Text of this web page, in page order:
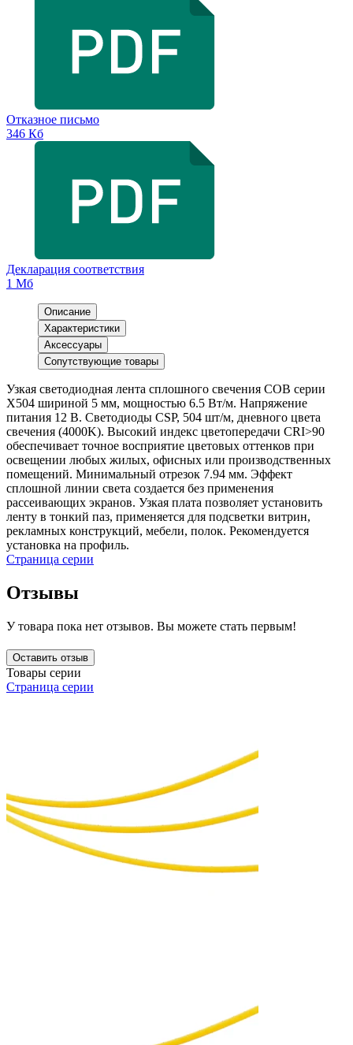
Отказное письмо
346 Кб
Декларация соответствия
1 Мб
Описание
Характеристики
Аксессуары
Сопутствующие товары
Узкая светодиодная лента сплошного свечения COB серии
X504 шириной 5 мм, мощностью 6.5 Вт/м. Напряжение
питания 12 В. Светодиоды CSP, 504 шт/м, дневного цвета
свечения (4000K). Высокий индекс цветопередачи CRI>90
обеспечивает точное восприятие цветовых оттенков при
освещении любых жилых, офисных или производственных
помещений. Минимальный отрезок 7.94 мм. Эффект
сплошной линии света создается без применения
рассеивающих экранов. Узкая плата позволяет установить
ленту в тонкий паз, применяется для подсветки витрин,
рекламных конструкций, мебели, полок. Рекомендуется
установка на профиль.
Страница серии
Отзывы
У товара пока нет отзывов. Вы можете стать первым!
Оставить отзыв
Товары серии
Страница серии